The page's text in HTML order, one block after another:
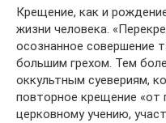
Крещение, как и
жизни человека.
осознанное совершение
большим грехом. Тем
оккультным суевериям,
повторное крещение «от
церковному учению,